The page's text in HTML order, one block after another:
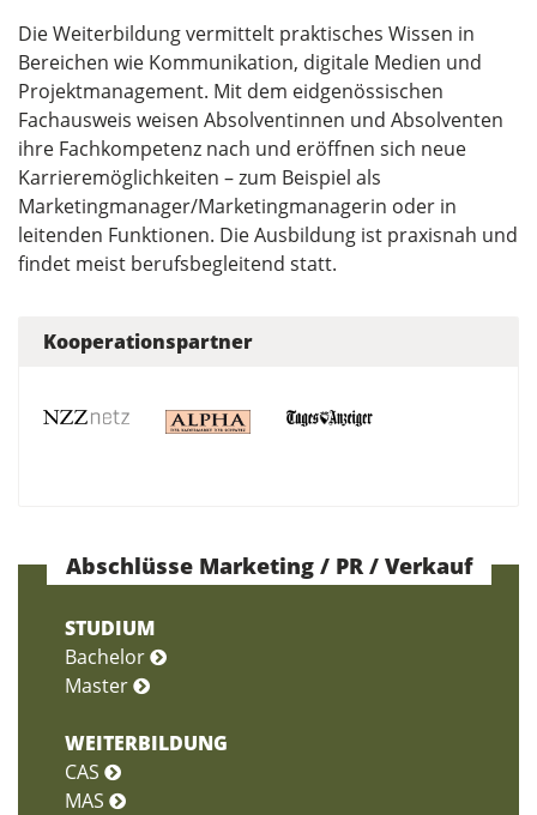
Die Weiterbildung vermittelt praktisches Wissen in
Bereichen wie Kommunikation, digitale Medien und
Projektmanagement. Mit dem eidgenössischen
Fachausweis weisen Absolventinnen und Absolventen
ihre Fachkompetenz nach und eröffnen sich neue
Karrieremöglichkeiten – zum Beispiel als
Marketingmanager/Marketingmanagerin oder in
leitenden Funktionen. Die Ausbildung ist praxisnah und
findet meist berufsbegleitend statt.
Kooperationspartner
Abschlüsse Marketing / PR / Verkauf
STUDIUM
Bachelor
Master
WEITERBILDUNG
CAS
MAS